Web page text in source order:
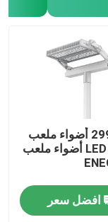
299880lm أضواء ملعب
الرياضة LED أضواء ملعب
افضل سعر